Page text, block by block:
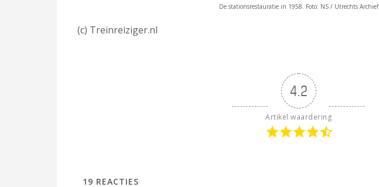
De stationsrestauratie in 1958. Foto: NS / Utrechts Archief
(c) Treinreiziger.nl
4.2
Artikel waardering
19 REACTIES